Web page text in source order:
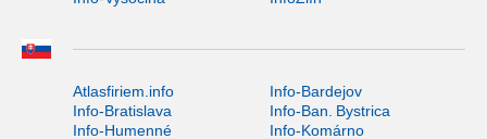
Atlasfiriem.info
Info-Bardejov
Info-Bratislava
Info-Ban. Bystrica
Info-Humenné
Info-Komárno